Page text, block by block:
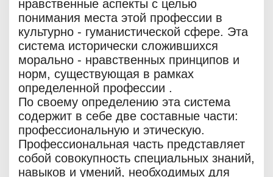
нравственные аспекты с целью
понимания места этой профессии в
культурно - гуманистической сфере. Эта
система исторически сложившихся
морально - нравственных принципов и
норм, существующая в рамках
определенной профессии .
По своему определению эта система
содержит в себе две составные части:
профессиональную и этическую.
Профессиональная часть представляет
собой совокупность специальных знаний,
навыков и умений, необходимых для